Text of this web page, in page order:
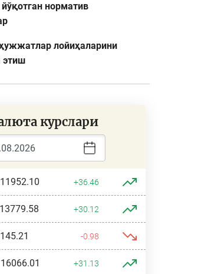
норматив
лойиҳаларини
этиш
курслари
+36.46
+30.12
-0.98
+31.13